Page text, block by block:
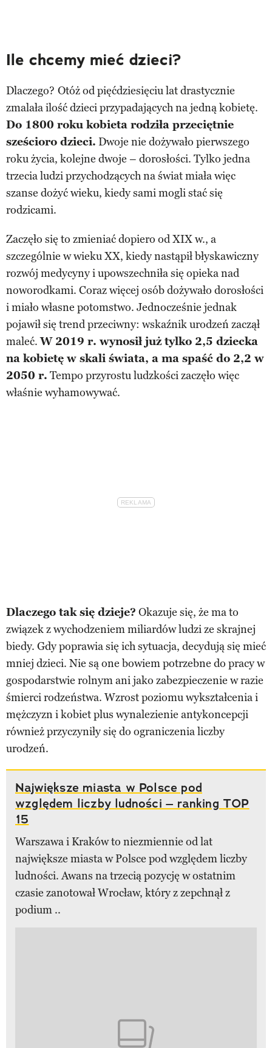
Ile chcemy mieć dzieci?
Dlaczego? Otóż od pięćdziesięciu lat drastycznie
zmalała ilość dzieci przypadających na jedną kobietę.
Do 1800 roku kobieta rodziła przeciętnie
sześcioro dzieci. Dwoje nie dożywało pierwszego
roku życia, kolejne dwoje – dorosłości. Tylko jedna
trzecia ludzi przychodzących na świat miała więc
szanse dożyć wieku, kiedy sami mogli stać się
rodzicami.
Zaczęło się to zmieniać dopiero od XIX w., a
szczególnie w wieku XX, kiedy nastąpił błyskawiczny
rozwój medycyny i upowszechniła się opieka nad
noworodkami. Coraz więcej osób dożywało dorosłości
i miało własne potomstwo. Jednocześnie jednak
pojawił się trend przeciwny: wskaźnik urodzeń zaczął
maleć.W 2019 r. wynosił już tylko 2,5 dziecka
na kobietę w skali świata, a ma spaść do 2,2 w
2050 r. Tempo przyrostu ludzkości zaczęło więc
właśnie wyhamowywać.
Dlaczego tak się dzieje? Okazuje się, że ma to
związek z wychodzeniem miliardów ludzi ze skrajnej
biedy. Gdy poprawia się ich sytuacja, decydują się mieć
mniej dzieci. Nie są one bowiem potrzebne do pracy w
gospodarstwie rolnym ani jako zabezpieczenie w razie
śmierci rodzeństwa. Wzrost poziomu wykształcenia i
mężczyzn i kobiet plus wynalezienie antykoncepcji
również przyczyniły się do ograniczenia liczby
urodzeń.
Największe miasta w Polsce pod
względem liczby ludności – ranking TOP
15
Warszawa i Kraków to niezmiennie od lat
największe miasta w Polsce pod względem liczby
ludności. Awans na trzecią pozycję w ostatnim
czasie zanotował Wrocław, który z zepchnął z
podium ..